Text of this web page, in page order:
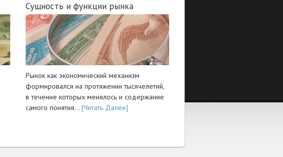
Сущность и функции рынка
Рынок как экономический механизм
формировался на протяжении тысячелетий,
в течение которых менялось и содержание
самого понятия… [Читать Далее]